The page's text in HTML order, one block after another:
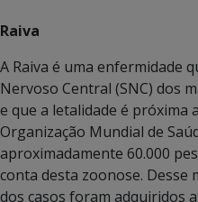
Raiva
A Raiva é uma enfermidade
Nervoso Central (SNC) dos
e que a letalidade é próxima
Organização Mundial de
aproximadamente 60.000
conta desta zoonose. Desse
dos casos foram adquiridos